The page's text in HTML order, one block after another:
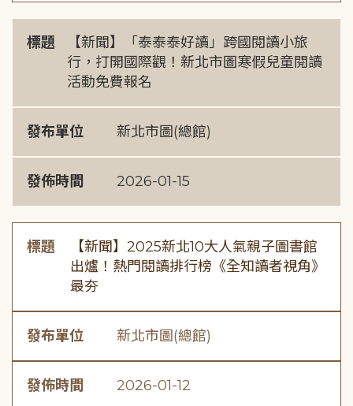
標題
【新聞】「泰泰泰好讀」跨國閱讀小旅
行，打開國際觀！新北市圖寒假兒童閱讀
活動免費報名
發布單位 新北市圖(總館)
發佈時間 2026-01-15
標題
【新聞】2025新北10大人氣親子圖書館
出爐！熱門閱讀排行榜《全知讀者視角》
最夯
發布單位 新北市圖(總館)
發佈時間 2026-01-12